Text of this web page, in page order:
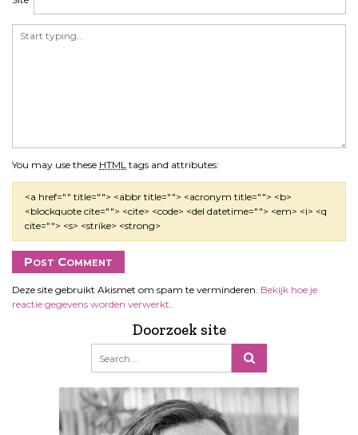
You may use these HTML tags and attributes:
<a href="" title=""> <abbr title=""> <acronym title=""> <b>
<blockquote cite=""> <cite> <code> <del datetime=""> <em> <i> <q
cite=""> <s> <strike> <strong>
Deze site gebruikt Akismet om spam te verminderen. Bekijk hoe je
reactie gegevens worden verwerkt.
Doorzoek site